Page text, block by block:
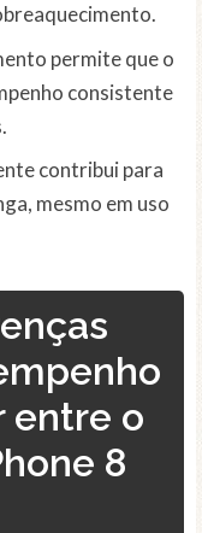
permite que o
consistente
contribui para
mesmo em uso
entre o
8